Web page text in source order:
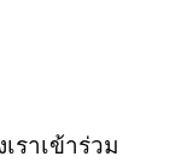
ราเข้าร่วม